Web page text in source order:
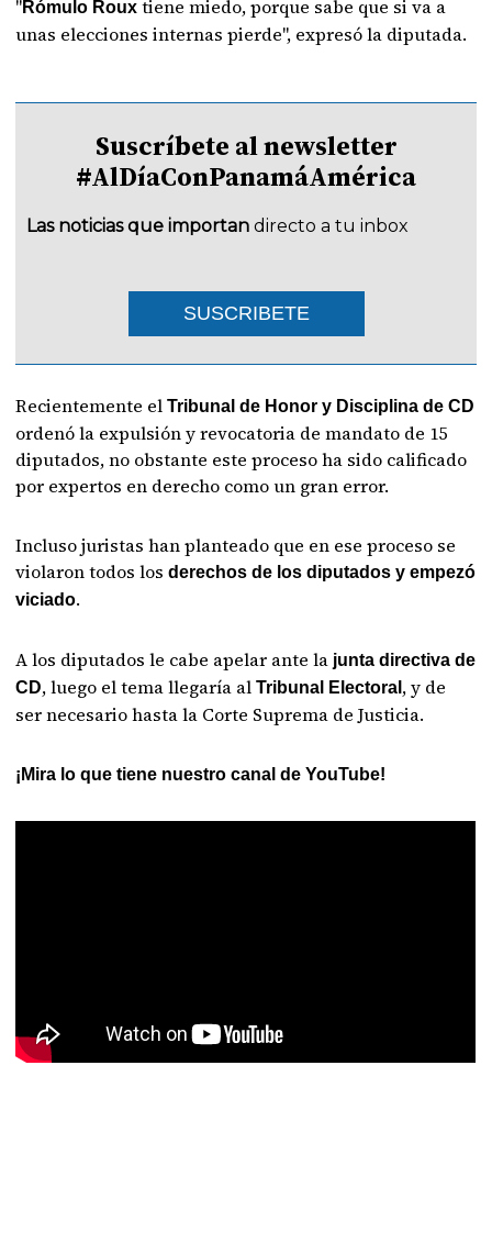
"Rómulo Roux tiene miedo, porque sabe que si va a
unas elecciones internas pierde", expresó la diputada.
Suscríbete al newsletter
#AlDíaConPanamáAmérica
Las noticias que importan directo a tu inbox
SUSCRIBETE
Recientemente elTribunal de Honor y Disciplina de CD
ordenó la expulsión y revocatoria de mandato de 15
diputados, no obstante este proceso ha sido calificado
por expertos en derecho como un gran error.
Incluso juristas han planteado que en ese proceso se
violaron todos losderechos de los diputados y empezó
viciado.
A los diputados le cabe apelar ante la junta directiva de
CD, luego el tema llegaría alTribunal Electoral , y de
ser necesario hasta la Corte Suprema de Justicia.
¡Mira lo que tiene nuestro canal de YouTube!